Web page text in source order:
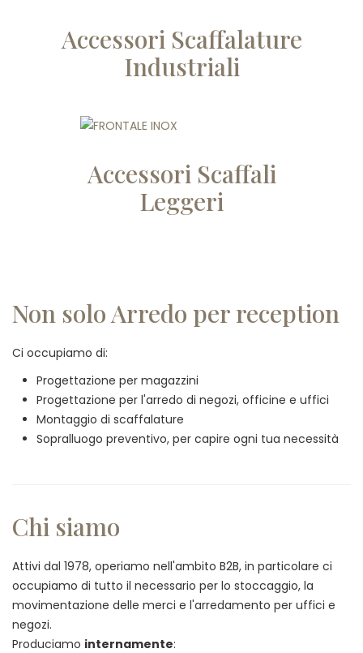
Accessori Scaffalature
Industriali
Accessori Scaffali
Leggeri
Non solo Arredo per reception
Ci occupiamo di:
Progettazione per magazzini
Progettazione per l'arredo di negozi, officine e uffici
Montaggio di scaffalature
Sopralluogo preventivo, per capire ogni tua necessità
Chi siamo
Attivi dal 1978, operiamo nell'ambito B2B, in particolare ci
occupiamo di tutto il necessario per lo stoccaggio, la
movimentazione delle merci e l'arredamento per uffici e
negozi.
Produciamo internamente: